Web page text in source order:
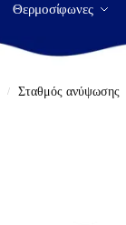
Θερμοσίφωνες
/ Σταθμός ανύψωσης